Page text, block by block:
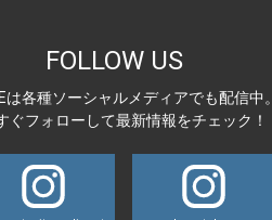
2-1
FOLLOW US
は各種ソーシャルメディアでも配信中。
ぐフォローして最新情報をチェック！